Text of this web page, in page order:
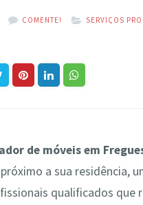
COMENTE! SERVIÇOS
de móveis em
a sua residência,
qualificados que